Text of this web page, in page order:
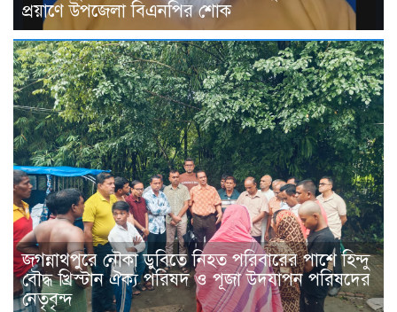
প্রয়াণে উপজেলা বিএনপির শোক
জগন্নাথপুরে নৌকা ডুবিতে নিহত পরিবারের পাশে হিন্দু
বৌদ্ধ খ্রিস্টান ঐক্য পরিষদ ও পূজা উদযাপন পরিষদের
নেতৃবৃন্দ